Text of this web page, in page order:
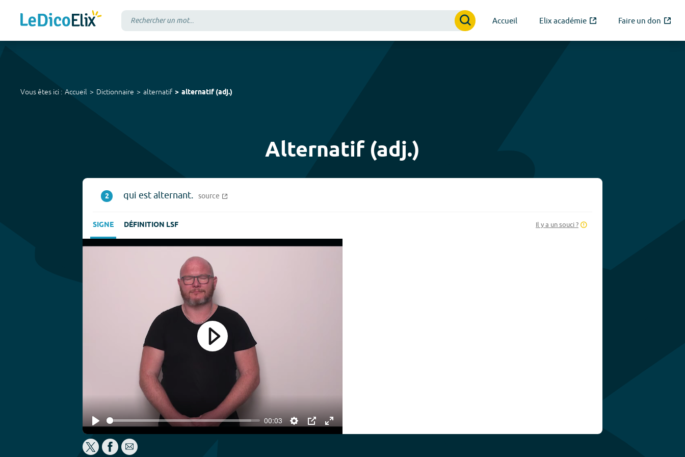
Accueil Elix académie Faire un don
Vous êtes ici : Accueil Dictionnaire alternatif alternatif (adj.)
Alternatif (adj.)
2 qui est alternant. source
SIGNE DÉFINITION LSF Il y a un souci ?
Play
00:03
Settings
PIP Enter
Play